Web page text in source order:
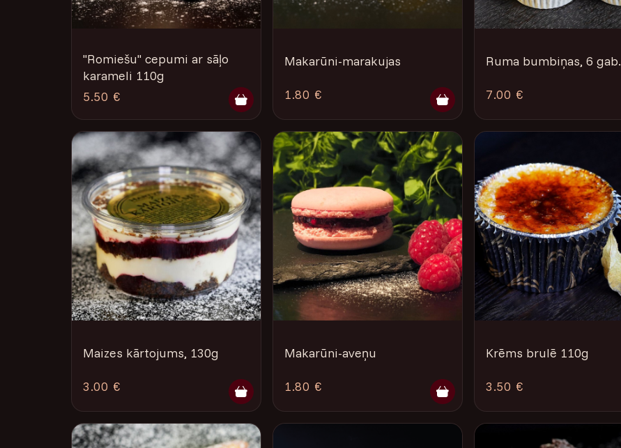
''Romiešu'' cepumi ar sāļo
karameli 110g
5.50 €
Makarūni-marakujas
1.80 €
Ruma bumbiņas, 6 gab.
7.00 €
Maizes kārtojums, 130g
3.00 €
Makarūni-aveņu
1.80 €
Krēms brulē 110g
3.50 €